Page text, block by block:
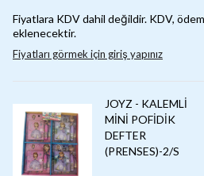
Fiyatlara KDV dahil değildir. KDV,
eklenecektir.
Fiyatları görmek için giriş yapınız
JOYZ - KALEMLİ
MİNİ POFİDİK
DEFTER
(PRENSES)-2/S